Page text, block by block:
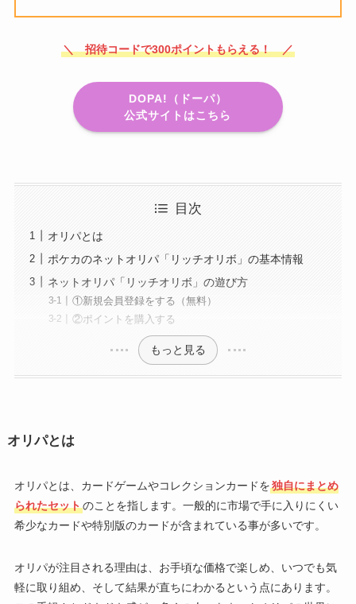
＼ 招待コードで300ポイントもらえる！ ／
DOPA!（ドーパ）
公式サイトはこちら
目次
オリパとは
ポケカのネットオリパ「リッチオリボ」の基本情報
ネットオリパ「リッチオリボ」の遊び方
①新規会員登録をする（無料）
②ポイントを購入する
もっと見る
オリパとは
オリパとは、カードゲームやコレクションカードを独自にまとめ
られたセットのことを指します。一般的に市場で手に入りにくい
希少なカードや特別版のカードが含まれている事が多いです。
オリパが注目される理由は、お手頃な価格で楽しめ、いつでも気
軽に取り組め、そして結果が直ちにわかるという点にあります。